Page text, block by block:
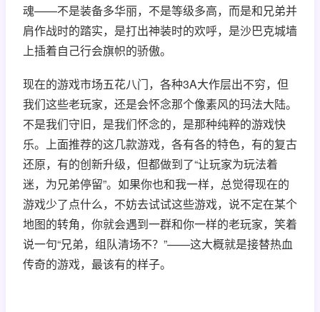
魂——不是装备多华丽，不是等级多高，而是和兄弟并
肩作战时的踏实，是打出神装时的欢呼，是沙巴克城墙
上插着自己行会旗帜的骄傲。
现在的游戏市场五花八门，各种3A大作层出不穷，但
我们这些老玩家，还是会怀念那个像素风的玛法大陆。
不是我们守旧，是我们怀念的，是那种纯粹的游戏快
乐。上面推荐的这几款游戏，各有各的特色，有的复古
还原，有的创新升级，但都做到了“让玩家为玩法着
迷，为兄弟停留”。如果你也和我一样，总觉得现在的
游戏少了点什么，不妨去试试这些游戏，说不定在某个
地图的转角，你就会遇到一群和你一样的老玩家，笑着
说一句“兄弟，组队清场不？”——这大概就是接替热血
传奇的游戏，最该有的样子。